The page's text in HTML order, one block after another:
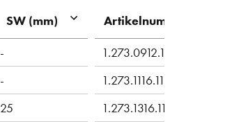
SW (mm) Artikelnummer
-
1.273.0912.11
-
1.273.1116.11
25
1.273.1316.11